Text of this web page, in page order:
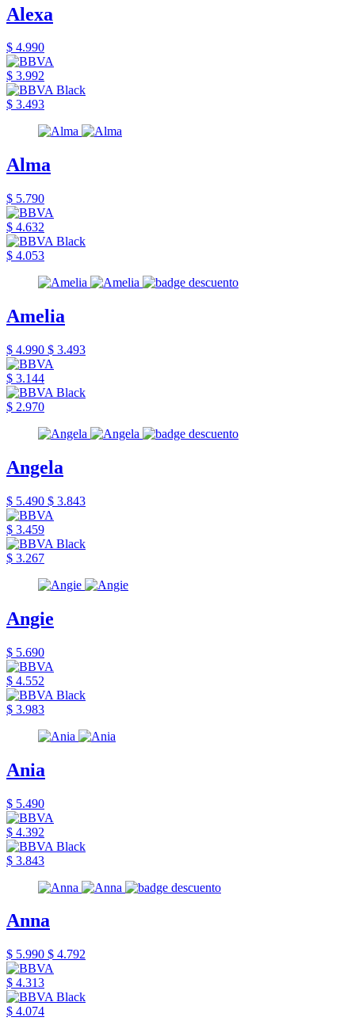
Alexa
$ 4.990
$ 3.992
$ 3.493
Alma
$ 5.790
$ 4.632
$ 4.053
Amelia
$ 4.990 $ 3.493
$ 3.144
$ 2.970
Angela
$ 5.490 $ 3.843
$ 3.459
$ 3.267
Angie
$ 5.690
$ 4.552
$ 3.983
Ania
$ 5.490
$ 4.392
$ 3.843
Anna
$ 5.990 $ 4.792
$ 4.313
$ 4.074